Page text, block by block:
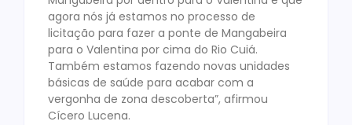
agora nós já estamos no processo de
licitação para fazer a ponte de Mangabeira
para o Valentina por cima do Rio Cuiá.
Também estamos fazendo novas unidades
básicas de saúde para acabar com a
vergonha de zona descoberta”, afirmou
Cícero Lucena.